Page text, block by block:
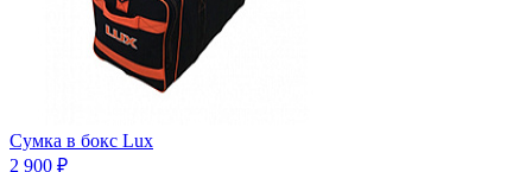
Сумка в бокс Lux
2 900 ₽